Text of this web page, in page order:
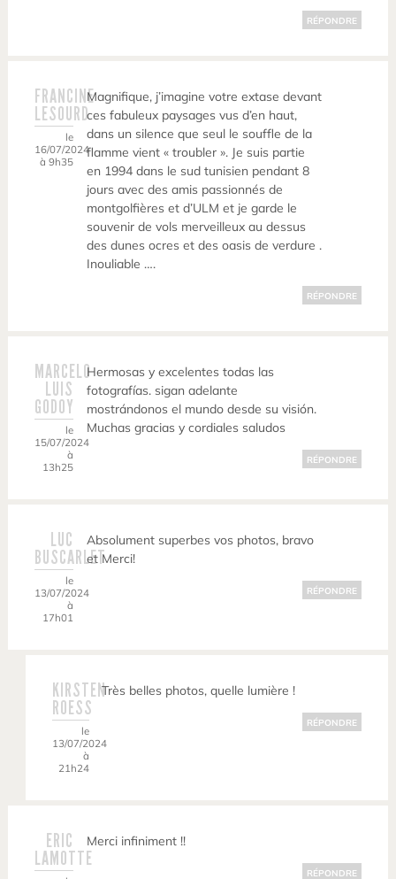
RÉPONDRE
FRANCINE
LESOURD
le
16/07/2024
à 9h35
Magnifique, j’imagine votre extase devant
ces fabuleux paysages vus d’en haut,
dans un silence que seul le souffle de la
flamme vient « troubler ». Je suis partie
en 1994 dans le sud tunisien pendant 8
jours avec des amis passionnés de
montgolfières et d’ULM et je garde le
souvenir de vols merveilleux au dessus
des dunes ocres et des oasis de verdure .
Inouliable ….
RÉPONDRE
MARCELO
LUIS
GODOY
le
15/07/2024
à
13h25
Hermosas y excelentes todas las
fotografías. sigan adelante
mostrándonos el mundo desde su visión.
Muchas gracias y cordiales saludos
RÉPONDRE
LUC
BUSCARLET
le
13/07/2024
à
17h01
Absolument superbes vos photos, bravo
et Merci!
RÉPONDRE
KIRSTEN
ROESS
le
13/07/2024
à
21h24
Très belles photos, quelle lumière !
RÉPONDRE
ERIC
LAMOTTE
Merci infiniment !!
RÉPONDRE